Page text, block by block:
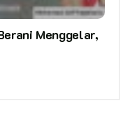
Menggelar,